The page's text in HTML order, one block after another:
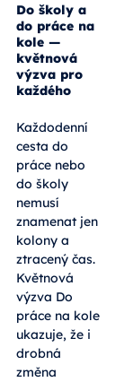
Do školy a
do práce na
kole —
květnová
výzva pro
každého
Každodenní
cesta do
práce nebo
do školy
nemusí
znamenat jen
kolony a
ztracený čas.
Květnová
výzva Do
práce na kole
ukazuje, že i
drobná
změna